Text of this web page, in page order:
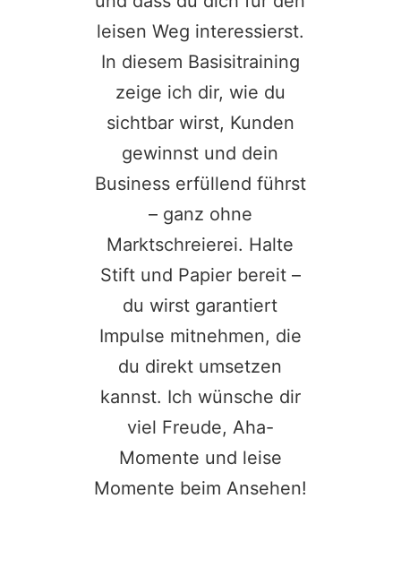
leisen Weg interessierst.
In diesem Basisitraining
zeige ich dir, wie du
sichtbar wirst, Kunden
gewinnst und dein
Business erfüllend führst
– ganz ohne
Marktschreierei. Halte
Stift und Papier bereit –
du wirst garantiert
Impulse mitnehmen, die
du direkt umsetzen
kannst. Ich wünsche dir
viel Freude, Aha-
Momente und leise
Momente beim Ansehen!